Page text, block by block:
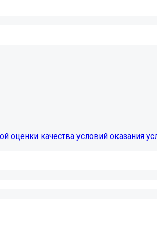
оценки качества условий оказания